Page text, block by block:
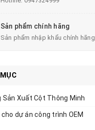
Sản phẩm chính hãng
Sản phẩm nhập khẩu chính hãng
Sản Xuất Cột Thông Minh
dự án công trình OEM